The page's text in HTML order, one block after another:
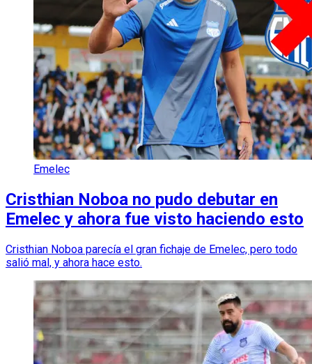
Emelec
Cristhian Noboa no pudo debutar en
Emelec y ahora fue visto haciendo esto
Cristhian Noboa parecía el gran fichaje de Emelec, pero todo
salió mal, y ahora hace esto.